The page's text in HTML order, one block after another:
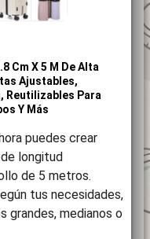
Cm X 5 M De Alta
Ajustables,
Reutilizables Para
Y Más
puedes crear
longitud
de 5 metros.
tus necesidades,
grandes, medianos o